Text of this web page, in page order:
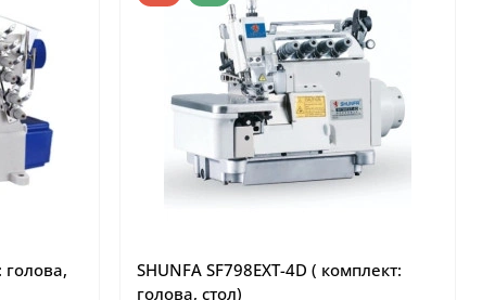
голова,
SHUNFA SF798EXT-4D ( комплект:
голова, стол)